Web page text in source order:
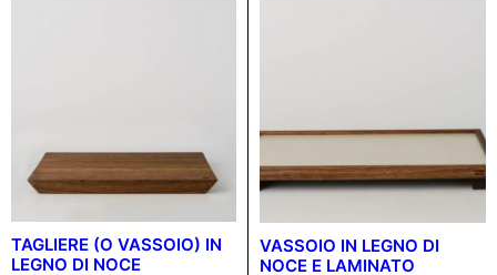
TAGLIERE (O VASSOIO) IN
LEGNO DI NOCE
VASSOIO IN LEGNO DI
NOCE E LAMINATO